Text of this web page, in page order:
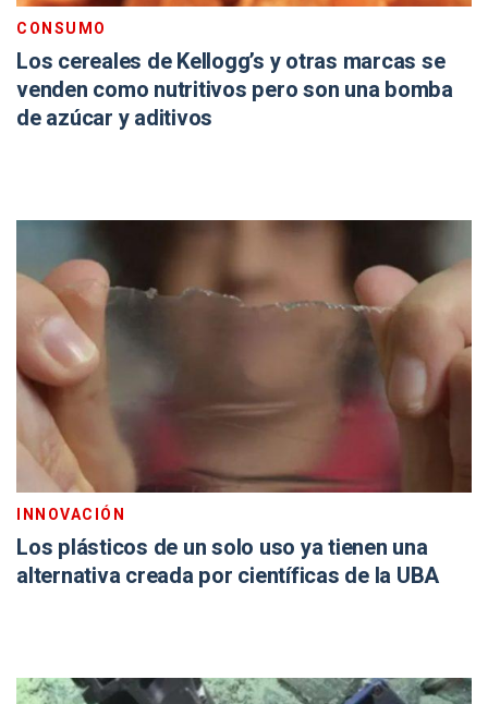
CONSUMO
Los cereales de Kellogg’s y otras marcas se
venden como nutritivos pero son una bomba
de azúcar y aditivos
INNOVACIÓN
Los plásticos de un solo uso ya tienen una
alternativa creada por científicas de la UBA